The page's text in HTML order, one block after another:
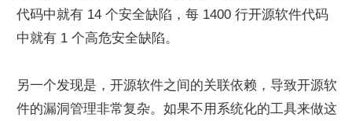
代码中就有 14 个安全缺陷，每 1400 行开源软件代码
中就有 1 个高危安全缺陷。
另一个发现是，开源软件之间的关联依赖，导致开源软
件的漏洞管理非常复杂。如果不用系统化的工具来做这